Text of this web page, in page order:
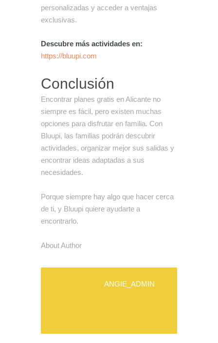
personalizadas y acceder a ventajas
exclusivas.
Descubre más actividades en:
https://bluupi.com
Conclusión
Encontrar planes gratis en Alicante no
siempre es fácil, pero existen muchas
opciones para disfrutar en familia. Con
Bluupi, las familias podrán descubrir
actividades, organizar mejor sus salidas y
encontrar ideas adaptadas a sus
necesidades.
Porque siempre hay algo que hacer cerca
de ti, y Bluupi quiere ayudarte a
encontrarlo.
About Author
ANGIE_ADMIN